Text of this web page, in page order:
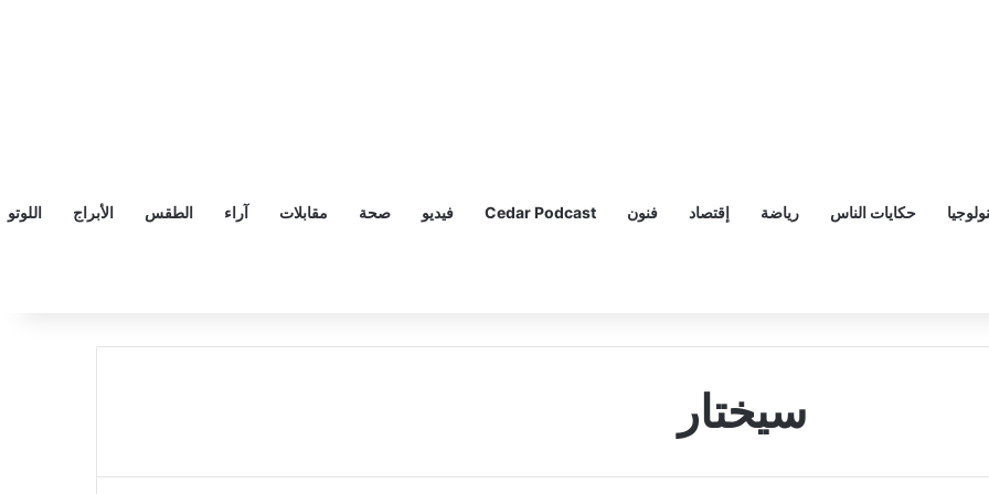
حكايات الناس رياضة إقتصاد فنون Cedar Podcast فيديو صحة مقابلات آراء الطقس الأبراج اللوتو
سيختار